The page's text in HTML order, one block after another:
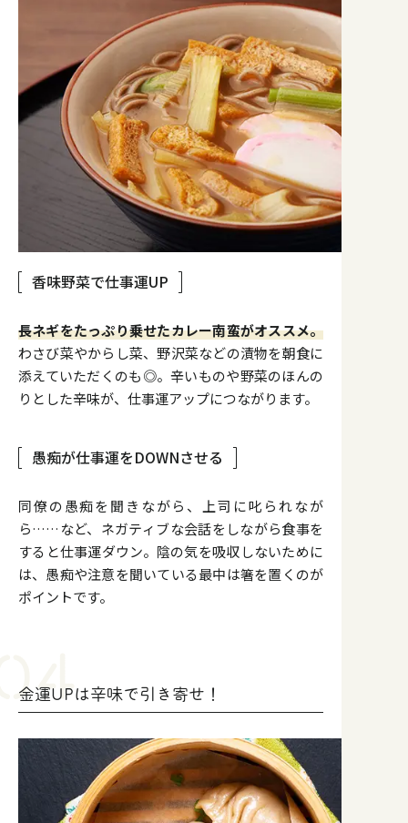
香味野菜で仕事運UP
長ネギをたっぷり乗せたカレー南蛮がオススメ。
わさび菜やからし菜、野沢菜などの漬物を朝食に
添えていただくのも◎。辛いものや野菜のほんの
りとした辛味が、仕事運アップにつながります。
愚痴が仕事運をDOWNさせる
同僚の愚痴を聞きながら、上司に叱られなが
ら……など、ネガティブな会話をしながら食事を
すると仕事運ダウン。陰の気を吸収しないために
は、愚痴や注意を聞いている最中は箸を置くのが
ポイントです。
金運UPは辛味で引き寄せ！